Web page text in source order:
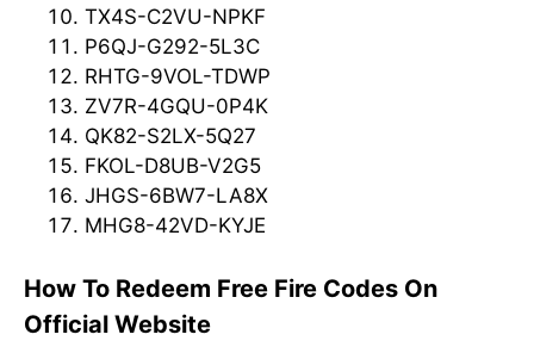
TX4S-C2VU-NPKF
P6QJ-G292-5L3C
RHTG-9VOL-TDWP
ZV7R-4GQU-0P4K
QK82-S2LX-5Q27
FKOL-D8UB-V2G5
JHGS-6BW7-LA8X
MHG8-42VD-KYJE
How To Redeem Free Fire Codes On
Official Website